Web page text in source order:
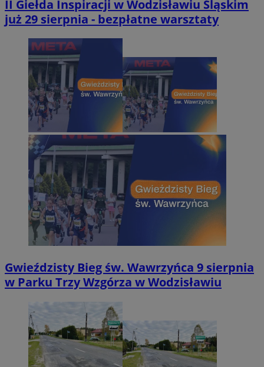
II Giełda Inspiracji w Wodzisławiu Śląskim
już 29 sierpnia - bezpłatne warsztaty
Gwieździsty Bieg św. Wawrzyńca 9 sierpnia
w Parku Trzy Wzgórza w Wodzisławiu